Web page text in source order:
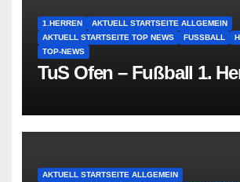
1.HERREN
AKTUELL STARTSEITE ALLGEMEIN
AKTUELL STARTSEITE TOP NEWS
FUSSBALL
TOP-NEWS
TuS Ofen – Fußball 1.
AKTUELL STARTSEITE ALLGEMEIN